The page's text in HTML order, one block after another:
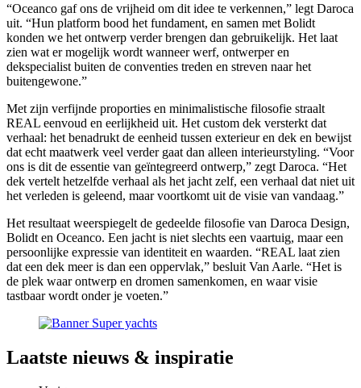
“Oceanco gaf ons de vrijheid om dit idee te verkennen,” legt Daroca
uit. “Hun platform bood het fundament, en samen met Bolidt
konden we het ontwerp verder brengen dan gebruikelijk. Het laat
zien wat er mogelijk wordt wanneer werf, ontwerper en
dekspecialist buiten de conventies treden en streven naar het
buitengewone.”
Met zijn verfijnde proporties en minimalistische filosofie straalt
REAL eenvoud en eerlijkheid uit. Het custom dek versterkt dat
verhaal: het benadrukt de eenheid tussen exterieur en dek en bewijst
dat echt maatwerk veel verder gaat dan alleen interieurstyling. “Voor
ons is dit de essentie van geïntegreerd ontwerp,” zegt Daroca. “Het
dek vertelt hetzelfde verhaal als het jacht zelf, een verhaal dat niet uit
het verleden is geleend, maar voortkomt uit de visie van vandaag.”
Het resultaat weerspiegelt de gedeelde filosofie van Daroca Design,
Bolidt en Oceanco. Een jacht is niet slechts een vaartuig, maar een
persoonlijke expressie van identiteit en waarden. “REAL laat zien
dat een dek meer is dan een oppervlak,” besluit Van Aarle. “Het is
de plek waar ontwerp en dromen samenkomen, en waar visie
tastbaar wordt onder je voeten.”
Laatste nieuws & inspiratie